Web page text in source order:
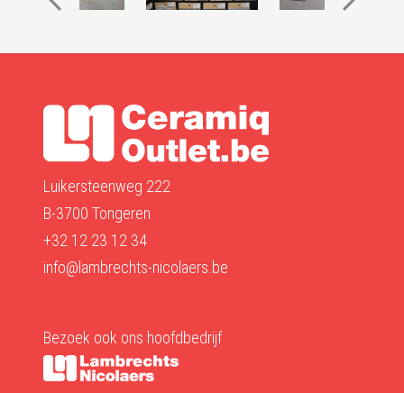
Luikersteenweg 222
B-3700 Tongeren
+32 12 23 12 34
info@lambrechts-nicolaers.be
Bezoek ook ons hoofdbedrijf